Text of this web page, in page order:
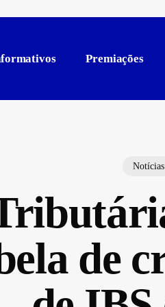
Premiações
Notícias
de